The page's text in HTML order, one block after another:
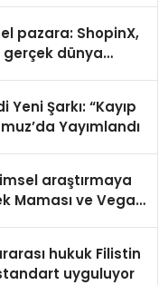
pazara: ShopinX,
dünya
Yeni Şarkı: “Kayıp
Yayımlandı
araştırmaya
Maması ve Vegan
hukuk Filistin
uyguluyor